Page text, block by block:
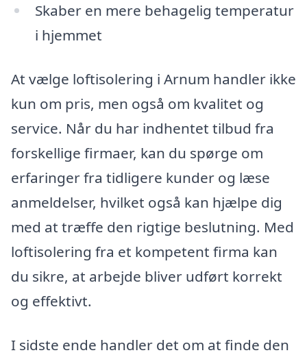
Skaber en mere behagelig temperatur
i hjemmet
At vælge loftisolering i Arnum handler ikke
kun om pris, men også om kvalitet og
service. Når du har indhentet tilbud fra
forskellige firmaer, kan du spørge om
erfaringer fra tidligere kunder og læse
anmeldelser, hvilket også kan hjælpe dig
med at træffe den rigtige beslutning. Med
loftisolering fra et kompetent firma kan
du sikre, at arbejde bliver udført korrekt
og effektivt.
I sidste ende handler det om at finde den